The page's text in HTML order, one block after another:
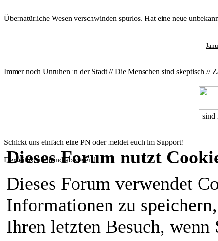
Übernatürliche Wesen verschwinden spurlos. Hat eine neue
Immer noch Unruhen in der Stadt // Die Menschen sind skeptisch //
sind
Schickt uns einfach eine PN oder meldet euch im Support!
Derzeit ist niemand abwesend!
Dieses Forum nutzt
Dieses Forum verwendet
Informationen zu
Ihren letzten Besuch,